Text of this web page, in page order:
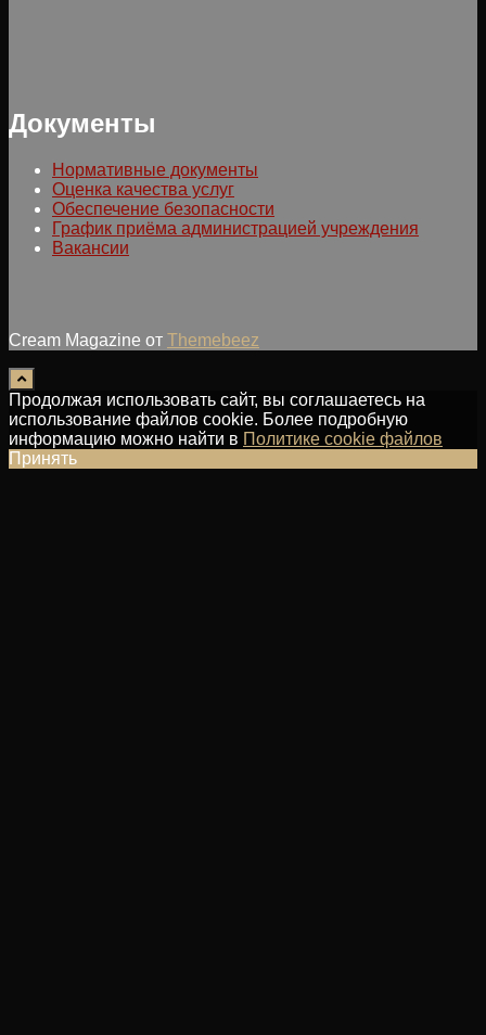
Документы
Нормативные документы
Оценка качества услуг
Обеспечение безопасности
График приёма администрацией учреждения
Вакансии
Cream Magazine от Themebeez
Продолжая использовать сайт, вы соглашаетесь на
использование файлов cookie. Более подробную
информацию можно найти в Политике cookie файлов
Принять